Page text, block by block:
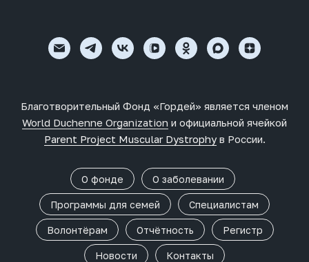
Благотворительный Фонд «Гордей» является членом
World Duchenne Organization и официальной ячейкой
Parent Project Muscular Dystrophyв России.
О фонде О заболевании
Программы для семей Специалистам
Волонтёрам Отчётность Регистр
Новости Контакты